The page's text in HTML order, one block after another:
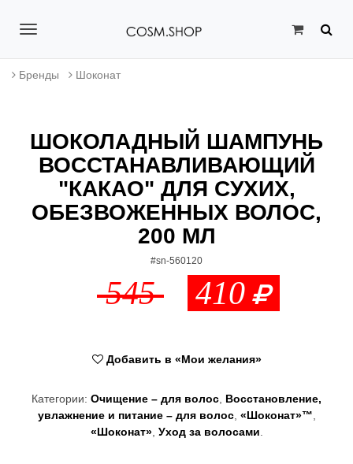
T
o
Бренды Шоконат
ШОКОЛАДНЫЙ ШАМПУНЬ
ВОССТАНАВЛИВАЮЩИЙ
"КАКАО" ДЛЯ СУХИХ,
ОБЕЗВОЖЕННЫХ ВОЛОС,
200 МЛ
#sn-560120
545 410
Добавить в «Мои желания»
Категории: Очищение – для волос Восстановление,
увлажнение и питание – для волос, «Шоконат»™
«Шоконат», Уход за волосами